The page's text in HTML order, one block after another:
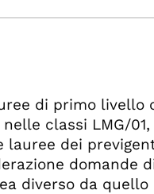
di primo livello
classi LMG/
lauree dei
domande
diverso da quello